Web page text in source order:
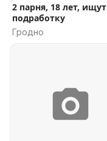
2 парня, 18 лет, ищут
подработку
Гродно